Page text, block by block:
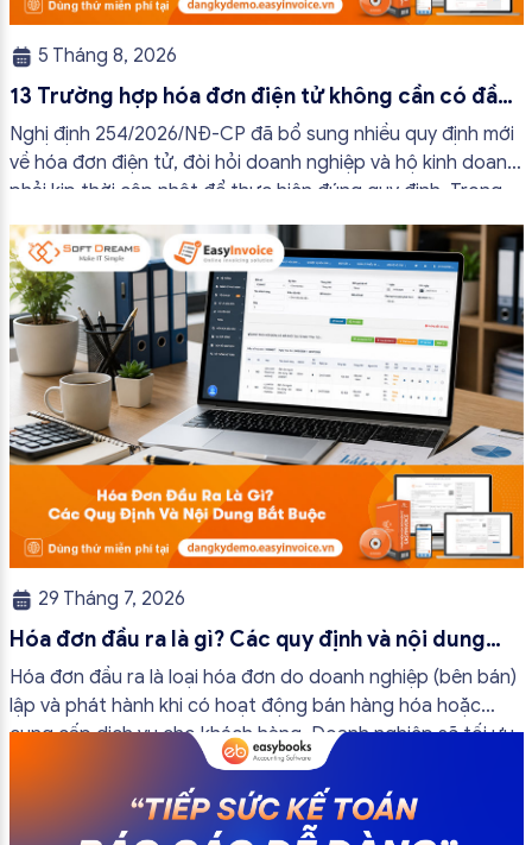
5 Tháng 8, 2026
13 Trường hợp hóa đơn điện tử không cần có đầy
đủ nội dung từ 01/7/2026
Nghị định 254/2026/NĐ-CP đã bổ sung nhiều quy định mới
về hóa đơn điện tử, đòi hỏi doanh nghiệp và hộ kinh doanh
phải kịp thời cập nhật để thực hiện đúng quy định. Trong
bài viết này, hóa đơn điện tử EasyInvoice sẽ chia sẻ 13
trường hợp hóa đơn điện tử không cần […]
29 Tháng 7, 2026
Hóa đơn đầu ra là gì? Các quy định và nội dung
bắt buộc mới nhất
Hóa đơn đầu ra là loại hóa đơn do doanh nghiệp (bên bán)
lập và phát hành khi có hoạt động bán hàng hóa hoặc
cung cấp dịch vụ cho khách hàng. Doanh nghiệp sẽ tối ưu
quy trình vận hành và tránh được những án phạt hành
chính không đáng có nếu nắm rõ […]